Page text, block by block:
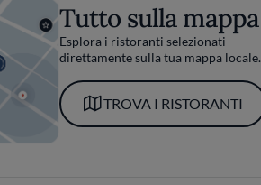
Tutto sulla mappa
Esplora i ristoranti selezionati
direttamente sulla tua mappa locale.
TROVA I RISTORANTI